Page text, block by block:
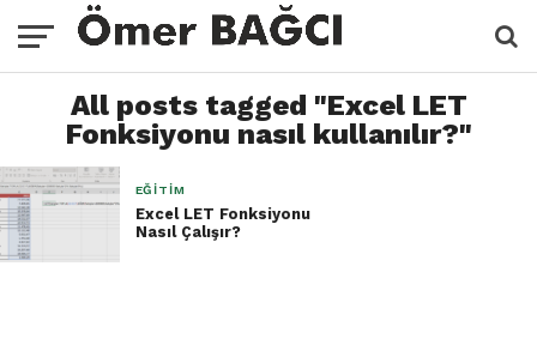
All posts tagged "Excel LET
Fonksiyonu nasıl kullanılır?"
EĞITIM
Excel LET Fonksiyonu
Nasıl Çalışır?